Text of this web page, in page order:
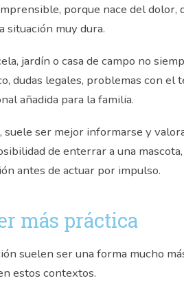
porque nace del dolor,
situación muy dura.
jardín o casa de campo no
dudas legales, problemas con el
añadida para la familia.
suele ser mejor informarse y
de enterrar a una
antes de actuar por impulso.
más práctica
suelen ser una forma mucho
estos contextos.